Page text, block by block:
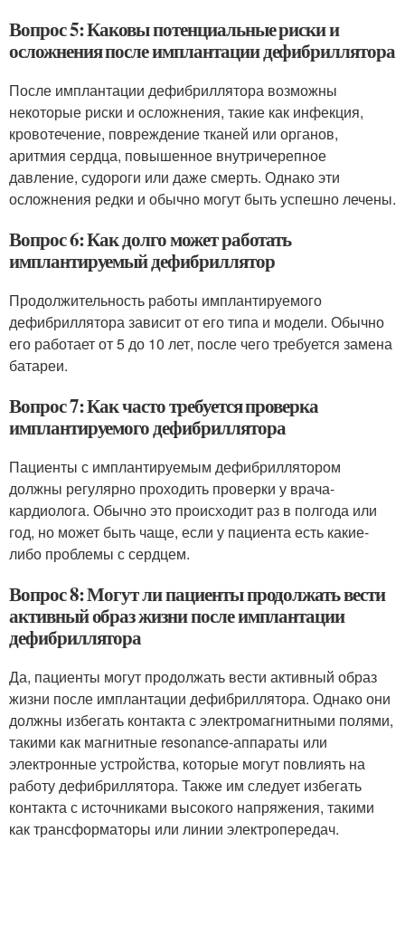
Вопрос 5: Каковы потенциальные риски и
осложнения после имплантации дефибриллятора
После имплантации дефибриллятора возможны
некоторые риски и осложнения, такие как инфекция,
кровотечение, повреждение тканей или органов,
аритмия сердца, повышенное внутричерепное
давление, судороги или даже смерть. Однако эти
осложнения редки и обычно могут быть успешно лечены.
Вопрос 6: Как долго может работать
имплантируемый дефибриллятор
Продолжительность работы имплантируемого
дефибриллятора зависит от его типа и модели. Обычно
его работает от 5 до 10 лет, после чего требуется замена
батареи.
Вопрос 7: Как часто требуется проверка
имплантируемого дефибриллятора
Пациенты с имплантируемым дефибриллятором
должны регулярно проходить проверки у врача-
кардиолога. Обычно это происходит раз в полгода или
год, но может быть чаще, если у пациента есть какие-
либо проблемы с сердцем.
Вопрос 8: Могут ли пациенты продолжать вести
активный образ жизни после имплантации
дефибриллятора
Да, пациенты могут продолжать вести активный образ
жизни после имплантации дефибриллятора. Однако они
должны избегать контакта с электромагнитными полями,
такими как магнитные resonance-аппараты или
электронные устройства, которые могут повлиять на
работу дефибриллятора. Также им следует избегать
контакта с источниками высокого напряжения, такими
как трансформаторы или линии электропередач.